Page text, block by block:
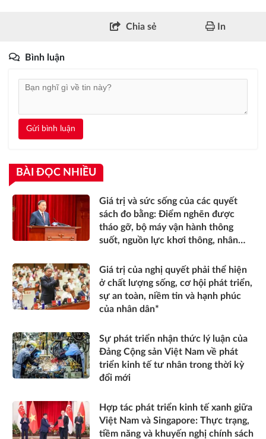
Chia sẻ In
Bình luận
Gửi bình luận
BÀI ĐỌC NHIỀU
Giá trị và sức sống của các quyết
sách đo bằng: Điểm nghẽn được
tháo gỡ, bộ máy vận hành thông
suốt, nguồn lực khơi thông, nhân
hơn*
Giá trị của nghị quyết phải thể hiện
ở chất lượng sống, cơ hội phát triển,
sự an toàn, niềm tin và hạnh phúc
của nhân dân*
Sự phát triển nhận thức lý luận của
Đảng Cộng sản Việt Nam về phát
triển kinh tế tư nhân trong thời kỳ
đổi mới
Hợp tác phát triển kinh tế xanh giữa
Việt Nam và Singapore: Thực trạng,
tiềm năng và khuyến nghị chính sách